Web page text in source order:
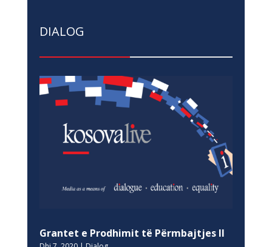
DIALOG
Grantet e Prodhimit të Përmbajtjes II